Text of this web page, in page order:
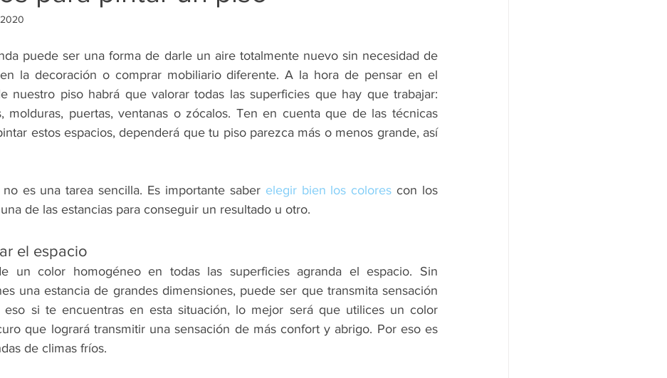
puede ser una forma de darle un aire totalmente nuevo sin necesidad de
la decoración o comprar mobiliario diferente. A la hora de pensar en el
nuestro piso habrá que valorar todas las superficies que hay que trabajar:
molduras, puertas, ventanas o zócalos. Ten en cuenta que de las técnicas
estos espacios, dependerá que tu piso parezca más o menos grande, así
es una tarea sencilla. Es importante saber elegir bien los colores con los
de las estancias para conseguir un resultado u otro.
el espacio
un color homogéneo en todas las superficies agranda el espacio. Sin
una estancia de grandes dimensiones, puede ser que transmita sensación
eso si te encuentras en esta situación, lo mejor será que utilices un color
que logrará transmitir una sensación de más confort y abrigo. Por eso es
de climas fríos.